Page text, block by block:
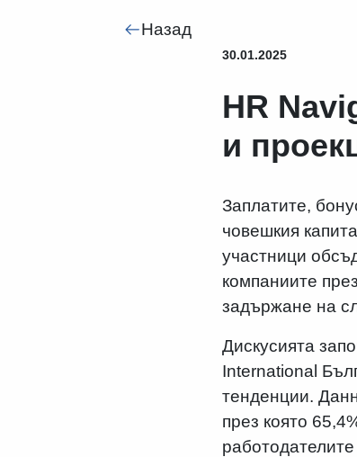
Назад
30.01.2025
HR
и
Заплатите,
човешкия
участници
компаниите
задържане на
Дискусията
International
тенденции.
през която